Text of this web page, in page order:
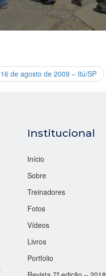
de agosto de 2009 – Itú/SP
Institucional
Início
Sobre
Treinadores
Fotos
Vídeos
Livros
Portfolio